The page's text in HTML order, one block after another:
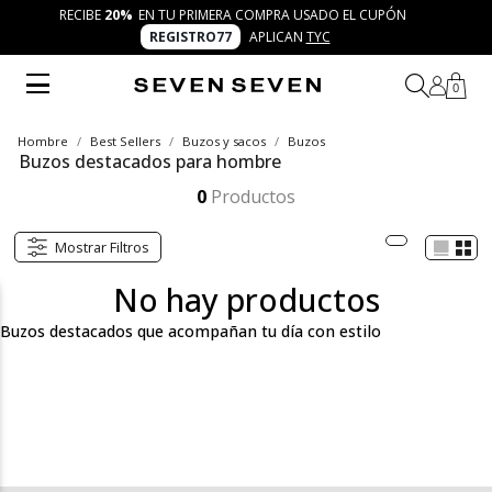
RECIBE 20% EN TU PRIMERA COMPRA USADO EL CUPÓN
REGISTRO77
APLICAN TYC
0
Hombre Best Sellers Buzos y sacos Buzos
Buzos destacados para hombre
0 Productos
Mostrar Filtros
No hay productos
Buzos destacados que acompañan tu día con estilo
cualquier ocasión.